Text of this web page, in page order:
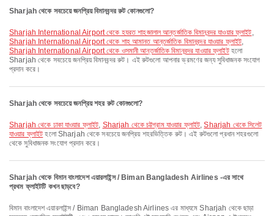
Sharjah থেকে সবচেয়ে জনপ্রিয় বিমানবন্দর রুট কোনগুলো?
Sharjah International Airport থেকে হযরত শাহজালাল আন্তর্জাতিক বিমানবন্দর যাওয়ার ফ্লাইট,
Sharjah International Airport থেকে শাহ আমানত আন্তর্জাতিক বিমানবন্দর যাওয়ার ফ্লাইট,
Sharjah International Airport থেকে ওসমানী আন্তর্জাতিক বিমানবন্দর যাওয়ার ফ্লাইটহলো
Sharjah থেকে সবচেয়ে জনপ্রিয় বিমানবন্দর রুট। এই রুটগুলো আপনার ভ্রমণের জন্য সুবিধাজনক সংযোগ
প্রদান করে।
Sharjah থেকে সবচেয়ে জনপ্রিয় শহর রুট কোনগুলো?
Sharjah থেকে ঢাকা যাওয়ার ফ্লাইট, Sharjah থেকে চট্টগ্রাম যাওয়ার ফ্লাইট,Sharjah থেকে সিলেট
যাওয়ার ফ্লাইট হলো Sharjah থেকে সবচেয়ে জনপ্রিয় শহরভিত্তিক রুট। এই রুটগুলো প্রধান শহরগুলো
থেকে সুবিধাজনক সংযোগ প্রদান করে।
Sharjah থেকে বিমান বাংলাদেশ এয়ারলাইন্স / Biman Bangladesh Airlines -এর সাথে
প্রথম ফ্লাইটটি কখন ছাড়বে?
বিমান বাংলাদেশ এয়ারলাইন্স / Biman Bangladesh Airlines এর মাধ্যমে Sharjah থেকে ছাড়া